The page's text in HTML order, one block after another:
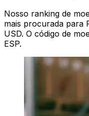
Nosso ranking de
mais procurada para
USD. O código de
ESP.